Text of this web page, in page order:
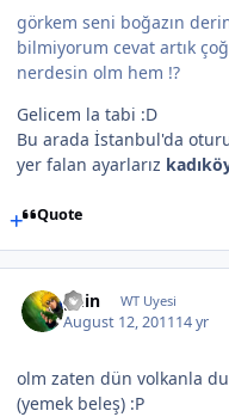
görkem seni boğazın
bilmiyorum cevat artık
nerdesin olm hem !?
Gelicem la tabi :D
Bu arada İstanbul'da
yer falan ayarlarız
Quote
guin WT Uyesi
August 12, 201114 yr
olm zaten dün volkanla
(yemek beleş) :P